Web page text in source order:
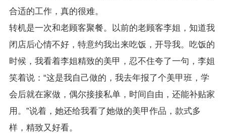
合适的工作，真的很难。
转机是一次和老顾客聚餐。以前的老顾客李姐，知道我
闭店后心情不好，特意约我出来吃饭，开导我。吃饭的
时候，我看着李姐精致的美甲，忍不住夸了一句，李姐
笑着说：“这是我自己做的，我去年报了个美甲班，学
会后就在家做，偶尔接接私单，时间自由，还能补贴家
用。”说着，她还给我看了她做的美甲作品，款式多
样，精致又好看。